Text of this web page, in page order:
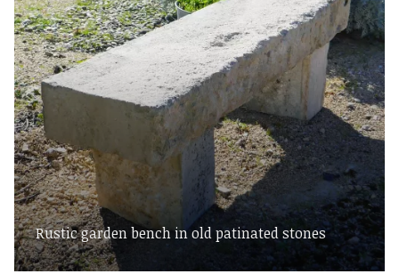
Rustic garden bench in old patinated stones